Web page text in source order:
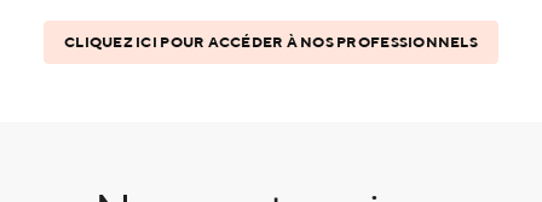
CLIQUEZ ICI POUR ACCÉDER À NOS PROFESSIONNELS